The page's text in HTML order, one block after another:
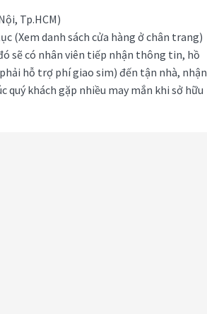
Tp.HCM)
(Xem danh sách cửa hàng ở chân trang)
sẽ có nhân viên tiếp nhận thông tin, hồ
hỗ trợ phí giao sim) đến tận nhà, nhận
khách gặp nhiều may mắn khi sở hữu